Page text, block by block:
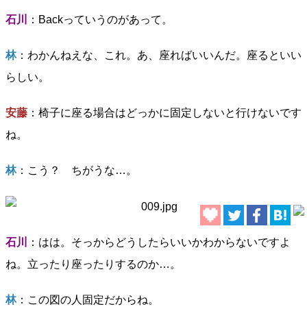
石川 ：Backっていうのがあって。
林：わかんねえな、これ。あ、座ればいいんだ。座るといい
らしい。
安藤 ：椅子に座る場合はどっかに固定しないと行けないです
ね。
林：こう？ ちがうな…。
石川
：はは。そっからどうしたらいいかわからないですよ
ね。立ったり座ったりするのか…。
林：この図の人固定だからね。